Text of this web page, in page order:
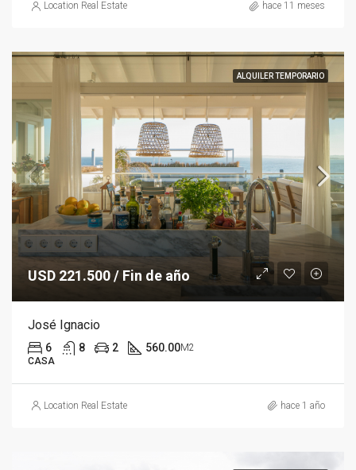
Location Real Estate hace 11 meses
ALQUILER TEMPORARIO
USD 221.500 / Fin de año
José Ignacio
6 8 2 560.00M2
CASA
Location Real Estate hace 1 año